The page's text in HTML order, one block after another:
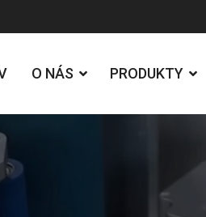
O NÁS PRODUKTY